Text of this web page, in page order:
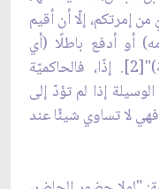
إمرتكم، إلّا أن أقيم
أو أدفع باطلًا (أي
القوانين والأنظمة الجائرة والمحرّمة)"[2]. إذًا، فالحاكميّة
إذا لم تؤدّ إلى
لا تساوي شيئًا عند